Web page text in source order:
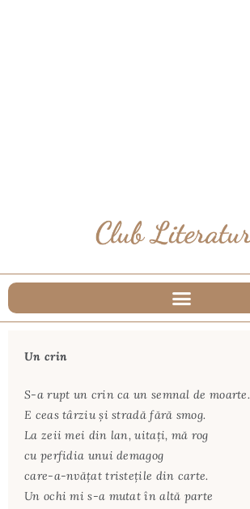
Un crin
S-a rupt un crin ca un semnal de moarte.
E ceas târziu şi stradă fără smog.
La zeii mei din lan, uitaţi, mă rog
cu perfidia unui demagog
care-a-nvăţat tristeţile din carte.
Un ochi mi s-a mutat în altă parte